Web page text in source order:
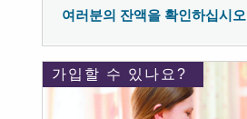
여러분의 잔액을 확인하십시오
가입할 수 있나요?